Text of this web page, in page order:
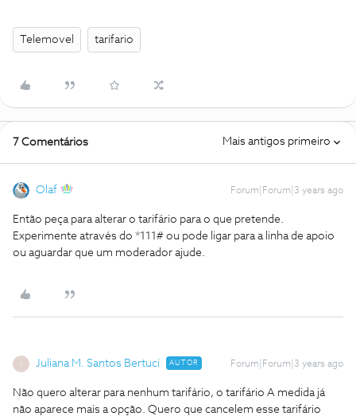
Telemovel tarifario
7 Comentários Mais antigos primeiro
Olaf Forum|Forum|3 years ago
Então peça para alterar o tarifário para o que pretende.
Experimente através do *111# ou pode ligar para a linha de apoio
ou aguardar que um moderador ajude.
Juliana M. Santos Bertuci AUTOR Forum|Forum|3 years ago
Não quero alterar para nenhum tarifário, o tarifário A medida já
não aparece mais a opção. Quero que cancelem esse tarifário